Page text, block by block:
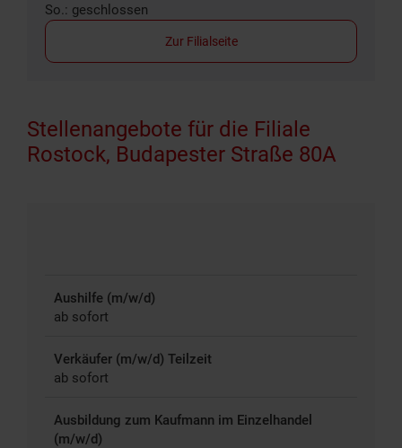
So.: geschlossen
Zur Filialseite
Stellenangebote für die Filiale
Rostock, Budapester Straße 80A
Aushilfe (m/w/d)
ab sofort
Verkäufer (m/w/d) Teilzeit
ab sofort
Ausbildung zum Kaufmann im Einzelhandel
(m/w/d)